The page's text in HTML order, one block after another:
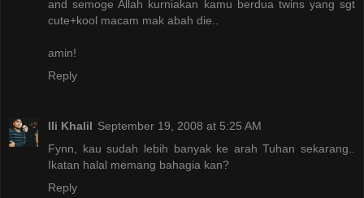
and semoge Allah kurniakan kamu berdua twins yang sgt
cute+kool macam mak abah die..
amin!
Reply
Ili Khalil September 19, 2008 at 5:25 AM
Fynn, kau sudah lebih banyak ke arah Tuhan sekarang..
Ikatan halal memang bahagia kan?
Reply